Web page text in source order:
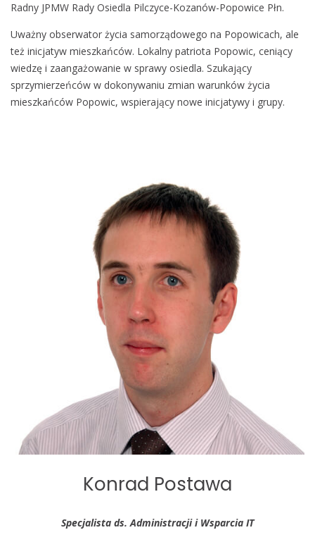
Radny JPMW Rady Osiedla Pilczyce-Kozanów-Popowice Płn.
Uważny obserwator życia samorządowego na Popowicach, ale
też inicjatyw mieszkańców. Lokalny patriota Popowic, ceniący
wiedzę i zaangażowanie w sprawy osiedla. Szukający
sprzymierzeńców w dokonywaniu zmian warunków życia
mieszkańców Popowic, wspierający nowe inicjatywy i grupy.
Konrad Postawa
Specjalista ds. Administracji i Wsparcia IT